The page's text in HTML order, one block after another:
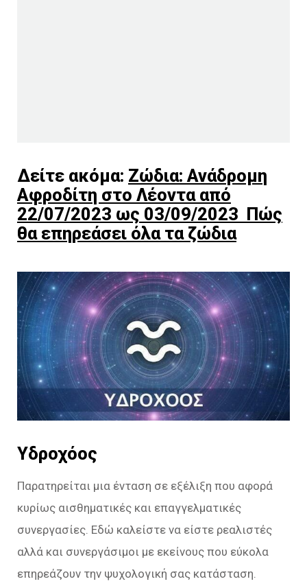
Δείτε ακόμα: Ζώδια: Ανάδρομη
Αφροδίτη στο Λέοντα από
22/07/2023 ως 03/09/2023 Πώς
θα επηρεάσει όλα τα ζώδια
Υδροχόος
Παρατηρείται μια ένταση σε εξέλιξη που αφορά
κυρίως αισθηματικές και επαγγελματικές
συνεργασίες. Εδώ καλείστε να είστε ρεαλιστές
αλλά και συνεργάσιμοι με εκείνους που εύκολα
επηρεάζουν την ψυχολογική σας κατάσταση.